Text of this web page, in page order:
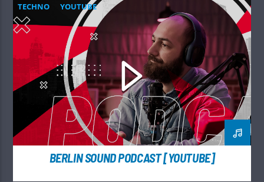
TECHNO YOUTUBE
BERLIN SOUND PODCAST [YOUTUBE]